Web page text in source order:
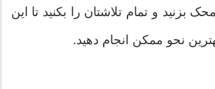
بزنید و تمام تلاشتان را بکنید تا این
نحو ممکن انجام دهید.